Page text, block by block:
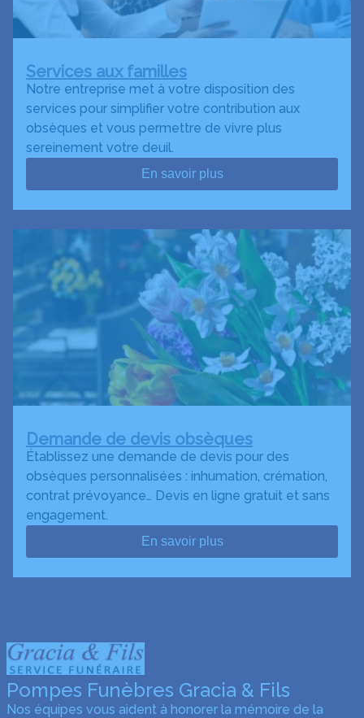
Services aux familles
Notre entreprise met à votre disposition des
services pour simplifier votre contribution aux
obsèques et vous permettre de vivre plus
sereinement votre deuil.
En savoir plus
Demande de devis obsèques
Établissez une demande de devis pour des
obsèques personnalisées : inhumation, crémation,
contrat prévoyance… Devis en ligne gratuit et sans
engagement.
En savoir plus
Pompes Funèbres Gracia & Fils
Nos équipes vous aident à honorer la mémoire de la